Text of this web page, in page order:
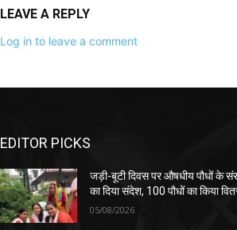
LEAVE A REPLY
Log in to leave a comment
EDITOR PICKS
जड़ी-बूटी दिवस पर औषधीय पौधों के
का दिया संदेश, 100 पौधों का किया
05/08/2026